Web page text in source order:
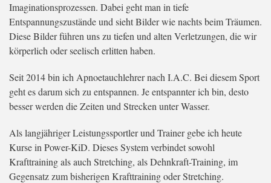
Imaginationsprozessen. Dabei geht man in tiefe
Entspannungszustände und sieht Bilder wie nachts beim Träumen.
Diese Bilder führen uns zu tiefen und alten Verletzungen, die wir
körperlich oder seelisch erlitten haben.
Seit 2014 bin ich Apnoetauchlehrer nach I.A.C. Bei diesem Sport
geht es darum sich zu entspannen. Je entspannter ich bin, desto
besser werden die Zeiten und Strecken unter Wasser.
Als langjähriger Leistungssportler und Trainer gebe ich heute
Kurse in Power-KiD. Dieses System verbindet sowohl
Krafttraining als auch Stretching, als Dehnkraft-Training, im
Gegensatz zum bisherigen Krafttraining oder Stretching.